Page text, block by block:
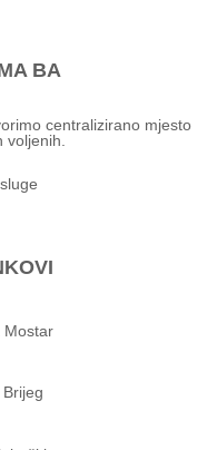
BA
centralizirano mjesto
Mostar